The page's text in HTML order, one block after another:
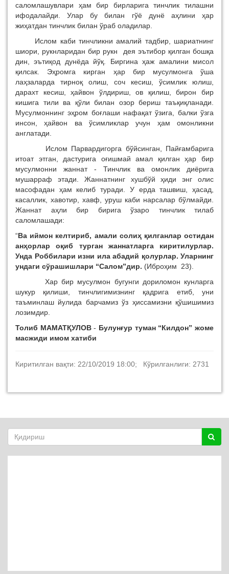
саломлашувлари ҳам бир бирларига тинчлик тилашни
ифодалайди. Улар бу билан гўё дунё аҳлини ҳар
жиҳатдан тинчлик билан ўраб оладилар.
Ислом каби тинчликни амалий тадбир, шариатнинг
шиори, рукнларидан бир рукн дея эътибор қилган бошқа
дин, эътиқод дунёда йўқ. Биргина ҳаж амалини мисол
қилсак. Эҳромга кирган ҳар бир мусулмонга ўша
лаҳзаларда тирноқ олиш, соч кесиш, ўсимлик юлиш,
дарахт кесиш, ҳайвон ўлдириш, ов қилиш, бирон бир
кишига тили ва қўли билан озор бериш таъқиқланади.
Мусулмоннинг эҳром боғлаши нафақат ўзига, балки ўзга
инсон, ҳайвон ва ўсимликлар учун ҳам омонликни
англатади.
Ислом Парвардигорга бўйсинган, Пайғамбарига
итоат этган, дастурига оғишмай амал қилган ҳар бир
мусулмонни жаннат - Тинчлик ва омонлик диёрига
мушарраф этади. Жаннатнинг хушбўй ҳиди энг олис
масофадан ҳам келиб туради. У ерда ташвиш, ҳасад,
касаллик, хавотир, хавф, уруш каби нарсалар бўлмайди.
Жаннат аҳли бир бирига ўзаро тинчлик тилаб
саломлашади:
“Ва иймон келтириб, амали солиҳ қилганлар остидан
анҳорлар оқиб турган жаннатларга киритилурлар.
Унда Роббилари изни ила абадий қолурлар. Уларнинг
ундаги сўрашишлари “Салом”дир. (Иброҳим 23).
Хар бир мусулмон бугунги дориломон кунларга
шукур қилиши, тинчлигимизнинг қадрига етиб, уни
таъминлаш йулида барчамиз ўз ҳиссамизни қўшишимиз
лозимдир.
Толиб МАМАТҚУЛОВ- Булунғур туман “Килдон” жоме
масжиди имом хатиби
Киритилган вақти: 22/10/2019 18:00; Кўрилганлиги: 2731